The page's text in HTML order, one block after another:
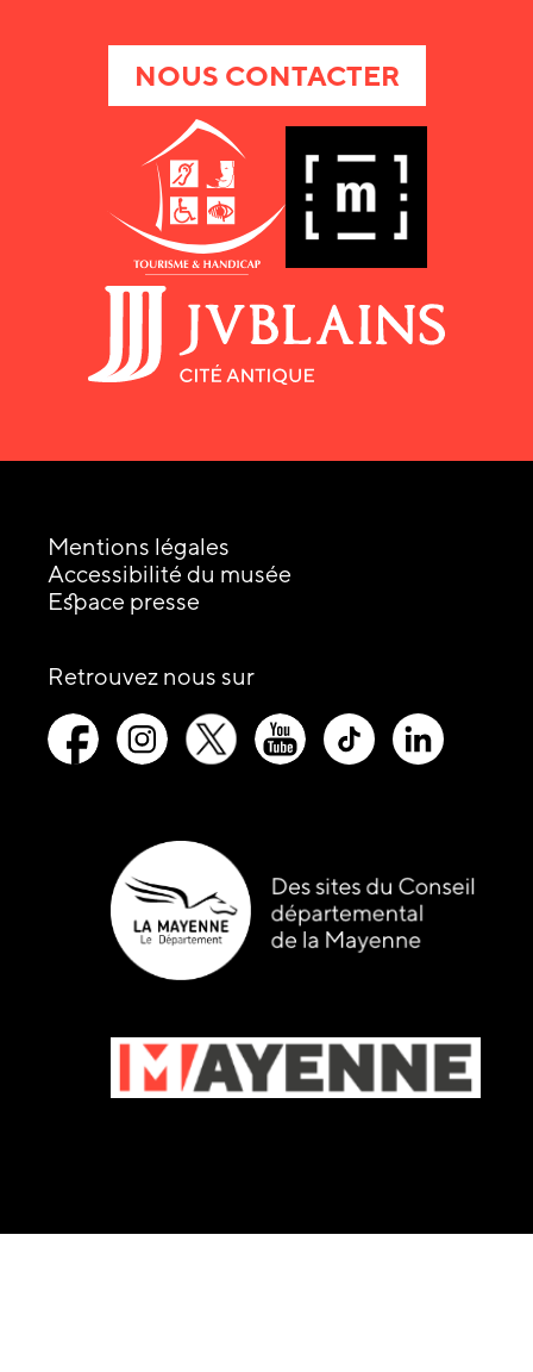
NOUS CONTACTER
Mentions légales
Accessibilité du musée
Espace presse
Retrouvez nous surles
sociaux
:
picto-
facebook
picto-
instagram
picto-
x-
twitter
picto-
youtube
picto-
tiktok
linkedin
Site
internet
Site
internet